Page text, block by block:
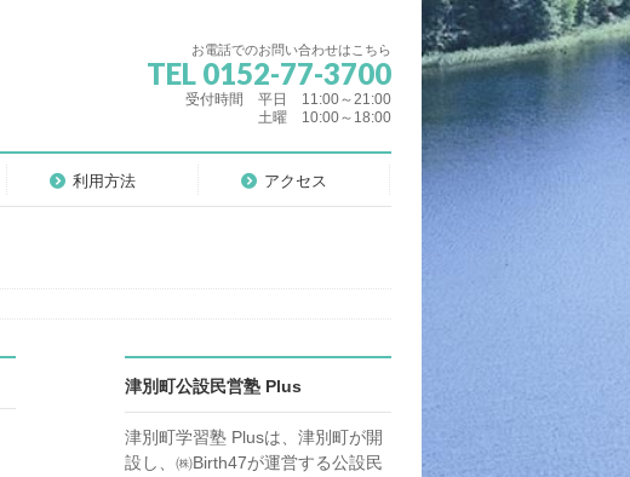
お電話でのお問い合わせはこちら
TEL 0152-77-3700
受付時間 平日 11:00～21:00
土曜 10:00～18:00
利用方法 アクセス
津別町公設民営塾 Plus
津別町学習塾 Plusは、津別町が開
設し、㈱Birth47が運営する公設民